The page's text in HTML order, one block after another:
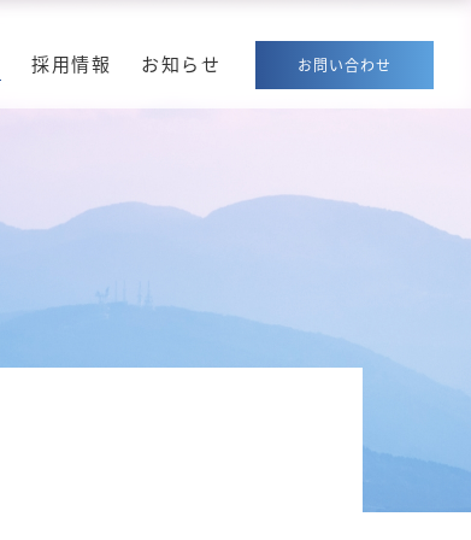
採用情報 お知らせ お問い合わせ